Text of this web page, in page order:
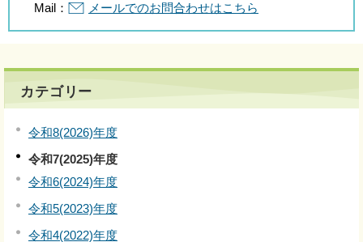
Mail：
メールでのお問合わせはこちら
カテゴリー
令和8(2026)年度
令和7(2025)年度
令和6(2024)年度
令和5(2023)年度
令和4(2022)年度